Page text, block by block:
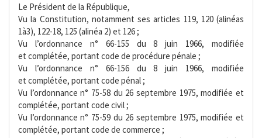
Le Président de la République,
Vu la Constitution, notamment ses articles 119, 120 (alinéas
1à3), 122-18, 125 (alinéa 2) et 126 ;
Vu l’ordonnance n° 66-155 du 8 juin 1966, modifiée
et complétée, portant code de procédure pénale ;
Vu l’ordonnance n° 66-156 du 8 juin 1966, modifiée
et complétée, portant code pénal ;
Vu l’ordonnance n° 75-58 du 26 septembre 1975, modifiée et
complétée, portant code civil ;
Vu l’ordonnance n° 75-59 du 26 septembre 1975, modifiée et
complétée, portant code de commerce ;